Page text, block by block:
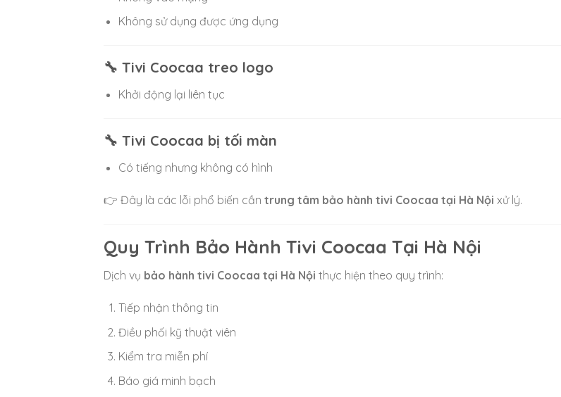
Không sử dụng được ứng dụng
🔧 Tivi Coocaa treo logo
Khởi động lại liên tục
🔧 Tivi Coocaa bị tối màn
Có tiếng nhưng không có hình
👉 Đây là các lỗi phổ biến cần trung tâm bảo hành tivi Coocaa tại Hà Nội xử lý.
Quy Trình Bảo Hành Tivi Coocaa Tại Hà Nội
Dịch vụ bảo hành tivi Coocaa tại Hà Nội thực hiện theo quy trình:
Tiếp nhận thông tin
Điều phối kỹ thuật viên
Kiểm tra miễn phí
Báo giá minh bạch